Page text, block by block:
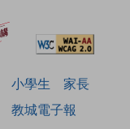
小學生
家長
教城電子報